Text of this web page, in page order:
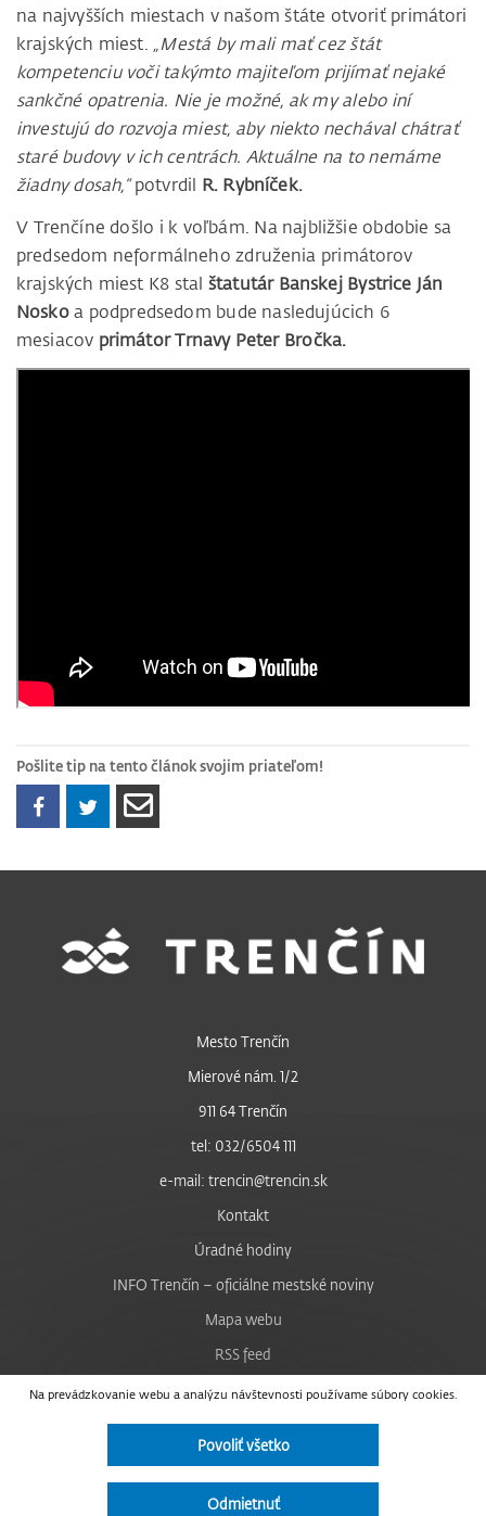
na najvyšších miestach v našom štáte otvoriť primátori
krajských miest. „Mestá by mali mať cez štát
kompetenciu voči takýmto majiteľom prijímať nejaké
sankčné opatrenia. Nie je možné, ak my alebo iní
investujú do rozvoja miest, aby niekto nechával chátrať
staré budovy v ich centrách. Aktuálne na to nemáme
žiadny dosah,“potvrdil R. Rybníček.
V Trenčíne došlo i k voľbám. Na najbližšie obdobie sa
predsedom neformálneho združenia primátorov
krajských miest K8 stal štatutár Banskej Bystrice Ján
Noskoa podpredsedom bude nasledujúcich 6
mesiacov primátor Trnavy Peter Bročka.
Pošlite tip na tento článok svojim priateľom!
Na prevádzkovanie webu a analýzu návštevnosti používame súbory cookies.
Povoliť všetko
Odmietnuť
Mesto Trenčín
Mierové nám. 1/2
911 64 Trenčín
tel: 032/6504 111
e-mail: trencin@trencin.sk
Kontakt
Úradné hodiny
INFO Trenčín – oficiálne mestské noviny
Mapa webu
RSS feed
Nastavenie cookies
Facebook
Instagram